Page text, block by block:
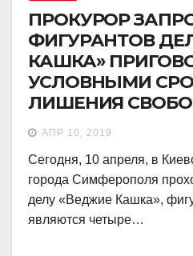
ПРОКУРОР
ФИГУРАНТОВ
КАШКА»
УСЛОВНЫМИ
ЛИШЕНИЯ
АПР 10, 2019
Сегодня, 10 апреля, в
города Симферополя
делу «Веджие Кашка»,
являются четыре…